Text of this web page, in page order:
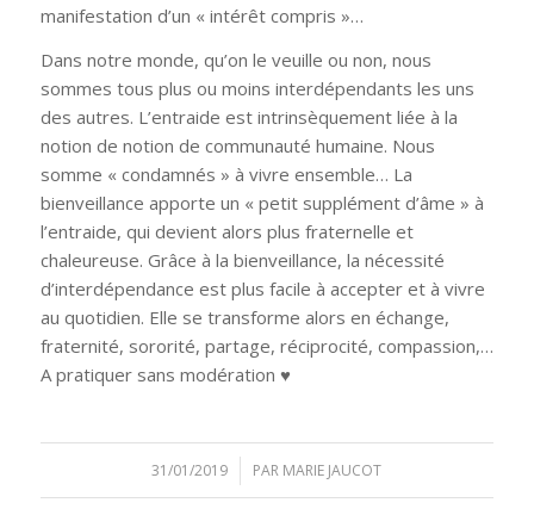
manifestation d’un « intérêt compris »…
Dans notre monde, qu’on le veuille ou non, nous
sommes tous plus ou moins interdépendants les uns
des autres. L’entraide est intrinsèquement liée à la
notion de notion de communauté humaine. Nous
somme « condamnés » à vivre ensemble… La
bienveillance apporte un « petit supplément d’âme » à
l’entraide, qui devient alors plus fraternelle et
chaleureuse. Grâce à la bienveillance, la nécessité
d’interdépendance est plus facile à accepter et à vivre
au quotidien. Elle se transforme alors en échange,
fraternité, sororité, partage, réciprocité, compassion,…
A pratiquer sans modération ♥
31/01/2019
/ PAR MARIE JAUCOT